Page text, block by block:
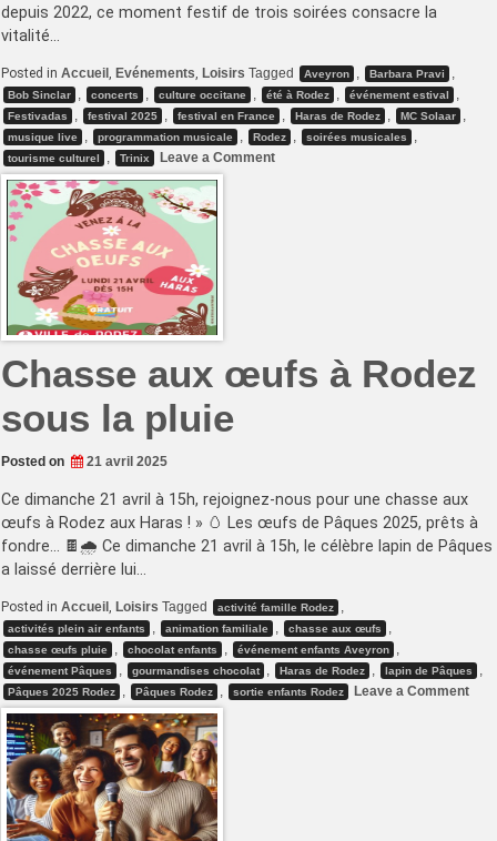
depuis 2022, ce moment festif de trois soirées consacre la
vitalité…
Posted in Accueil , Evénements, Loisirs Tagged Aveyron , Barbara Pravi ,
Bob Sinclar , concerts , culture occitane , été à Rodez , événement estival ,
Festivadas , festival 2025 , festival en France , Haras de Rodez , MC Solaar ,
musique live , programmation musicale , Rodez , soirées musicales ,
tourisme culturel , Trinix Leave a Commenton
Chasse aux œufs à Rodez
sous la pluie
Posted on 21 avril 2025
Ce dimanche 21 avril à 15h, rejoignez-nous pour une chasse aux
œufs à Rodez aux Haras ! » 🥚 Les œufs de Pâques 2025, prêts à
fondre… 🍫🌧️ Ce dimanche 21 avril à 15h, le célèbre lapin de Pâques
a laissé derrière lui…
Posted in Accueil , Loisirs Tagged activité famille Rodez ,
activités plein air enfants , animation familiale , chasse aux œufs ,
chasse œufs pluie , chocolat enfants , événement enfants Aveyron ,
événement Pâques , gourmandises chocolat , Haras de Rodez , lapin de Pâques ,
Pâques 2025 Rodez , Pâques Rodez , sortie enfants Rodez Leave a Commenton